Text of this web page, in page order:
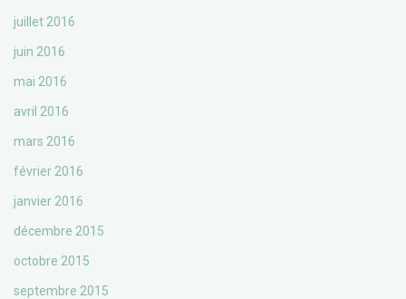
juillet 2016
juin 2016
mai 2016
avril 2016
mars 2016
février 2016
janvier 2016
décembre 2015
octobre 2015
septembre 2015